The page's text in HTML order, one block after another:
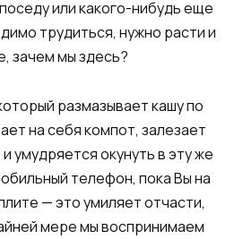
или какого-нибудь еще
трудиться, нужно расти и
зачем мы здесь?
размазывает кашу по
на себя компот, залезает
умудряется окунуть в эту же
телефон, пока Вы на
— это умиляет отчасти,
мере мы воспринимаем